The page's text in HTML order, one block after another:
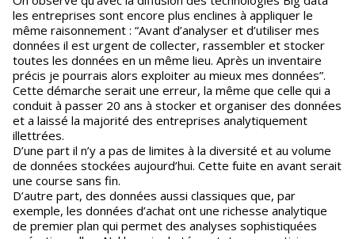
les entreprises sont encore plus enclines à appliquer le
même raisonnement : “Avant d’analyser et d’utiliser mes
données il est urgent de collecter, rassembler et stocker
toutes les données en un même lieu. Après un inventaire
précis je pourrais alors exploiter au mieux mes données”.
Cette démarche serait une erreur, la même que celle qui a
conduit à passer 20 ans à stocker et organiser des données
et a laissé la majorité des entreprises analytiquement
illettrées.
D’une part il n’y a pas de limites à la diversité et au volume
de données stockées aujourd’hui. Cette fuite en avant serait
une course sans fin.
D’autre part, des données aussi classiques que, par
exemple, les données d’achat ont une richesse analytique
de premier plan qui permet des analyses sophistiquées